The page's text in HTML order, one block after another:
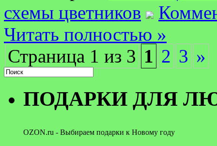
схемы цветников
Читать полностью »
Страница 1 из 3 1 2 3 »
ПОДАРКИ ДЛЯ
OZON.ru - Выбираем подарки к Новому году